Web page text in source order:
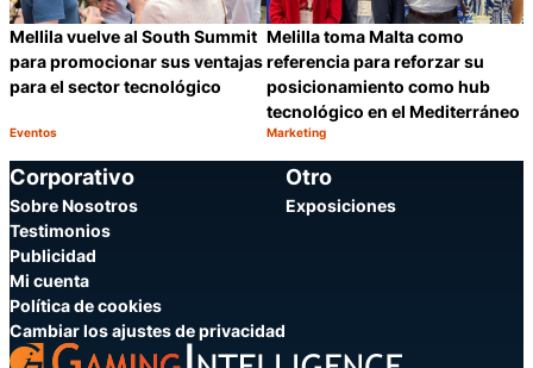
Mellila vuelve al South Summit
para promocionar sus ventajas
para el sector tecnológico
Categoría:
Eventos
Compartir
Melilla toma Malta como
referencia para reforzar su
posicionamiento como hub
tecnológico en el Mediterráneo
Categoría:
Marketing
Corporativo
Sobre Nosotros
Testimonios
Publicidad
Mi cuenta
Política de cookies
Cambiar los ajustes de privacidad
Otro
Exposiciones